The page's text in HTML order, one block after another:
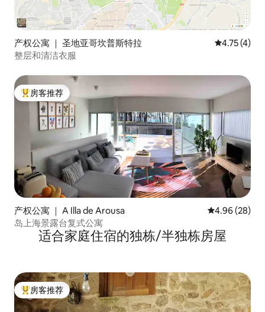
产权公寓 ｜ 圣地亚哥坎普斯特拉 平均评分
4.75 (4)
整层和清洁衣服
热门「房客推荐」
房客推荐
产权公寓 ｜ A Illa de Arousa 平均评分 4.96
4.96 (28)
岛上海景露台复式公寓
适合家庭住宿的独栋/半独栋房屋
热门「房客推荐」
房客推荐